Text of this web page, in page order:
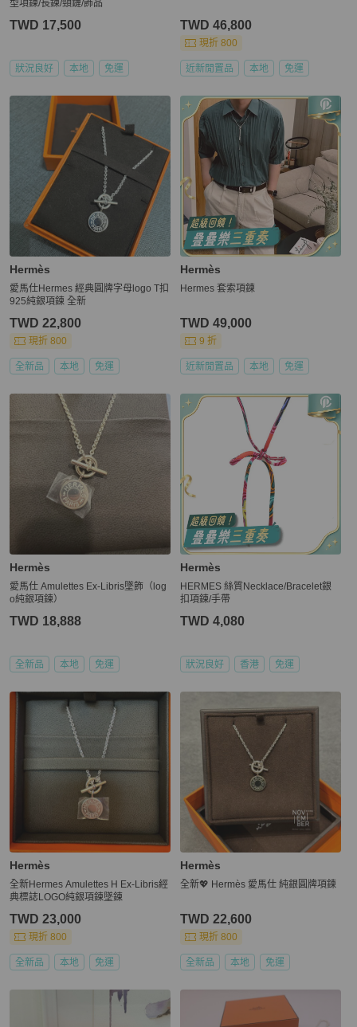
型項鍊/長鍊/頸鏈/飾品
TWD 17,500
狀況良好 本地 免運
TWD 46,800
現折 800
近新閒置品 本地 免運
Hermès
愛馬仕Hermes 經典圓牌字母logo T扣
925純銀項鍊 全新
TWD 22,800
現折 800
全新品 本地 免運
Hermès
Hermes 套索項鍊
TWD 49,000
9 折
近新閒置品 本地 免運
Hermès
愛馬仕 Amulettes Ex-Libris墜飾（log
o純銀項鍊）
TWD 18,888
全新品 本地 免運
Hermès
HERMES 絲質Necklace/Bracelet銀
扣項鍊/手帶
TWD 4,080
狀況良好 香港 免運
Hermès
全新Hermes Amulettes H Ex-Libris經
典標誌LOGO純銀項鍊墜鍊
TWD 23,000
現折 800
全新品 本地 免運
Hermès
全新💖 Hermès 愛馬仕 純銀圓牌項鍊
TWD 22,600
現折 800
全新品 本地 免運